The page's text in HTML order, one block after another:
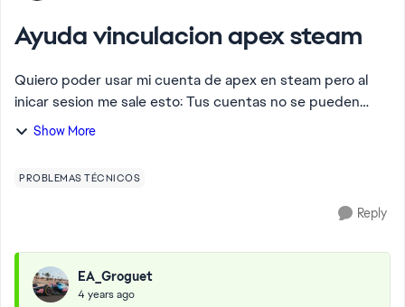
Ayuda vinculacion apex steam
Quiero poder usar mi cuenta de apex en steam pero al
inicar sesion me sale esto: Tus cuentas no se pueden
vincular porque la Cuenta EA de ra*****@gmail.com ya
Show More
PROBLEMAS TÉCNICOS
Reply
EA_Groguet
4 years ago